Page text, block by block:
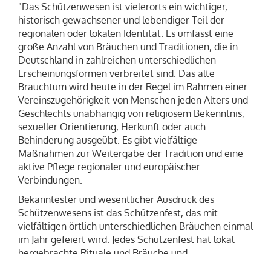
"Das Schützenwesen ist vielerorts ein wichtiger,
historisch gewachsener und lebendiger Teil der
regionalen oder lokalen Identität. Es umfasst eine
große Anzahl von Bräuchen und Traditionen, die in
Deutschland in zahlreichen unterschiedlichen
Erscheinungsformen verbreitet sind. Das alte
Brauchtum wird heute in der Regel im Rahmen einer
Vereinszugehörigkeit von Menschen jeden Alters und
Geschlechts unabhängig von religiösem Bekenntnis,
sexueller Orientierung, Herkunft oder auch
Behinderung ausgeübt. Es gibt vielfältige
Maßnahmen zur Weitergabe der Tradition und eine
aktive Pflege regionaler und europäischer
Verbindungen.
Bekanntester und wesentlicher Ausdruck des
Schützenwesens ist das Schützenfest, das mit
vielfältigen örtlich unterschiedlichen Bräuchen einmal
im Jahr gefeiert wird. Jedes Schützenfest hat lokal